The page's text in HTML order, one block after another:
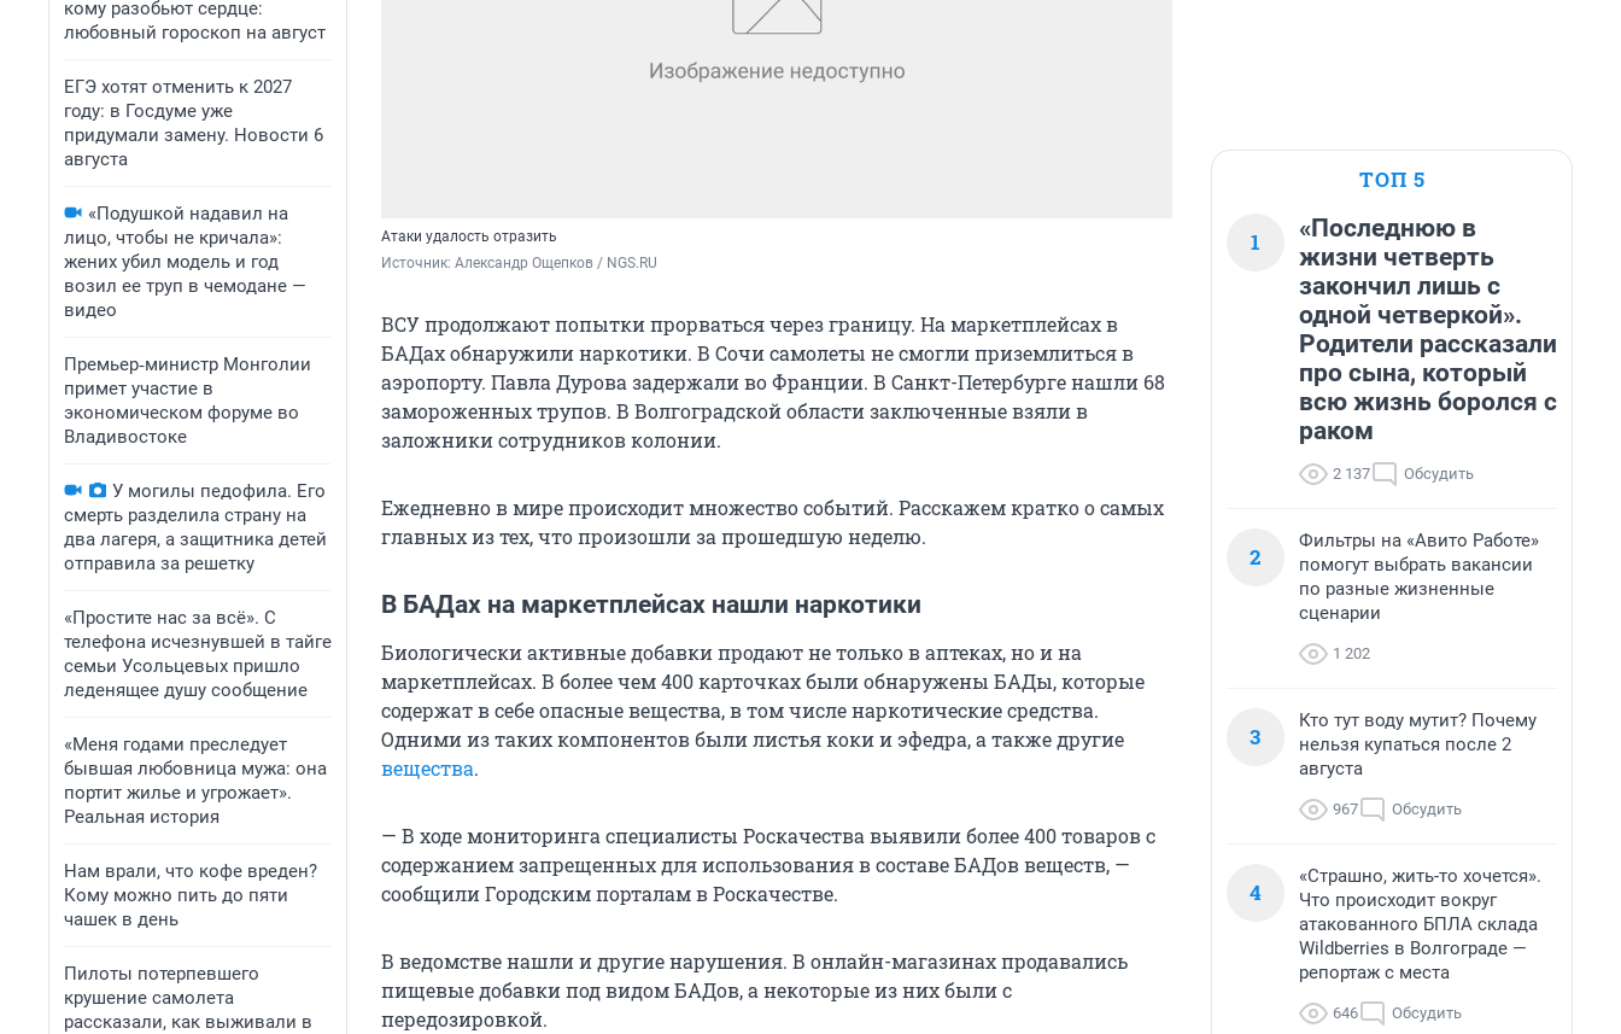
кому разобьют сердце:
любовный гороскоп на август
ЕГЭ хотят отменить к 2027
году: в Госдуме уже
придумали замену. Новости 6
августа
«Подушкой надавил на
лицо, чтобы не кричала»:
жених убил модель и год
возил ее труп в чемодане —
видео
Премьер‑министр Монголии
примет участие в
экономическом форуме во
Владивостоке
У могилы педофила. Его
смерть разделила страну на
два лагеря, а защитника детей
отправила за решетку
«Простите нас за всё». С
телефона исчезнувшей в тайге
семьи Усольцевых пришло
леденящее душу сообщение
«Меня годами преследует
бывшая любовница мужа: она
портит жилье и угрожает».
Реальная история
Нам врали, что кофе вреден?
Кому можно пить до пяти
чашек в день
Пилоты потерпевшего
крушение самолета
рассказали, как выживали в
Атаки удалость отразить
Источник: Александр Ощепков / NGS.RU
ВСУ продолжают попытки прорваться через границу. На маркетплейсах в
БАДах обнаружили наркотики. В Сочи самолеты не смогли приземлиться в
аэропорту. Павла Дурова задержали во Франции. В Санкт-Петербурге нашли 68
замороженных трупов. В Волгоградской области заключенные взяли в
заложники сотрудников колонии.
Ежедневно в мире происходит множество событий. Расскажем кратко о самых
главных из тех, что произошли за прошедшую неделю.
В БАДах на маркетплейсах нашли наркотики
Биологически активные добавки продают не только в аптеках, но и на
маркетплейсах. В более чем 400 карточках были обнаружены БАДы, которые
содержат в себе опасные вещества, в том числе наркотические средства.
Одними из таких компонентов были листья коки и эфедра, а также другие
вещества.
— В ходе мониторинга специалисты Роскачества выявили более 400 товаров с
содержанием запрещенных для использования в составе БАДов веществ, —
сообщили Городским порталам в Роскачестве.
В ведомстве нашли и другие нарушения. В онлайн-магазинах продавались
пищевые добавки под видом БАДов, а некоторые из них были с
передозировкой.
ТОП 5
1
«Последнюю в
жизни четверть
закончил лишь с
одной четверкой».
Родители рассказали
про сына, который
всю жизнь боролся с
раком
2 137 Обсудить
2
Фильтры на «Авито Работе»
помогут выбрать вакансии
по разные жизненные
сценарии
1 202
3
Кто тут воду мутит? Почему
нельзя купаться после 2
августа
967 Обсудить
4
«Страшно, жить-то хочется».
Что происходит вокруг
атакованного БПЛА склада
Wildberries в Волгограде —
репортаж с места
646 Обсудить